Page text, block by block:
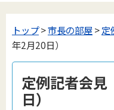
トップ>市長の部屋>定
年2月20日）
定例記者会
日）